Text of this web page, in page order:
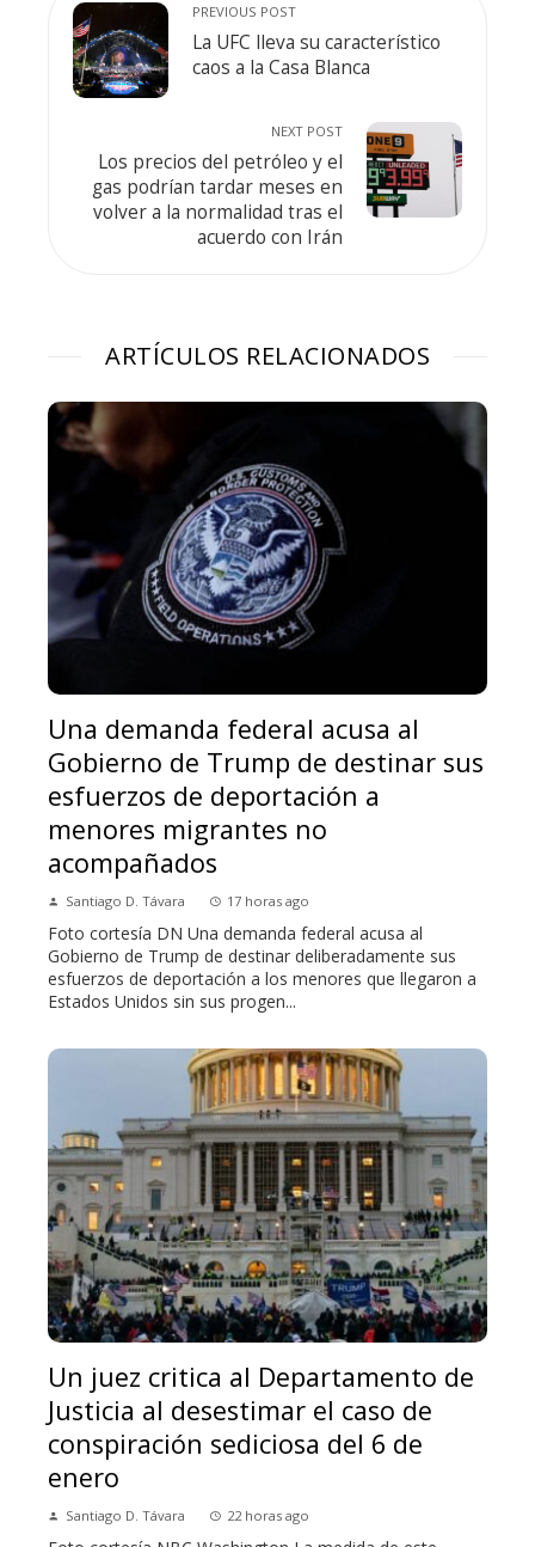
PREVIOUS POST
La UFC lleva su característico
caos a la Casa Blanca
NEXT POST
Los precios del petróleo y el
gas podrían tardar meses en
volver a la normalidad tras el
acuerdo con Irán
ARTÍCULOS RELACIONADOS
Una demanda federal acusa al
Gobierno de Trump de destinar sus
esfuerzos de deportación a
menores migrantes no
acompañados
Santiago D. Távara 17 horas ago
Foto cortesía DN Una demanda federal acusa al
Gobierno de Trump de destinar deliberadamente sus
esfuerzos de deportación a los menores que llegaron a
Estados Unidos sin sus progen...
Un juez critica al Departamento de
Justicia al desestimar el caso de
conspiración sediciosa del 6 de
enero
Santiago D. Távara 22 horas ago